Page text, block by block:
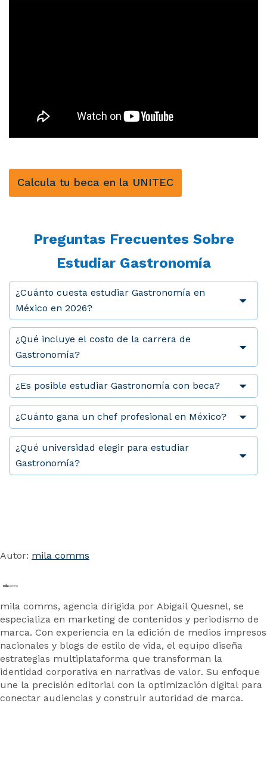
Calcula tu beca en la UNITEC
Preguntas Frecuentes Sobre
Estudiar Gastronomía
¿Cuánto cuesta estudiar Gastronomía en
México en 2026?
¿Qué incluye el costo de la carrera de
Gastronomía?
¿Es posible estudiar Gastronomía con beca?
¿Cuánto gana un chef profesional en México?
¿Qué universidad elegir para estudiar
Gastronomía?
Autor: mila comms
mila comms, agencia dirigida por Abigail Quesnel, se
especializa en marketing de contenidos y periodismo de
marca. Con experiencia en la edición de medios impresos
nacionales y blogs de estilo de vida, el equipo diseña
estrategias multiplataforma que transforman la
identidad corporativa en narrativas de valor. Su enfoque
une la precisión editorial con la optimización digital para
conectar audiencias y construir autoridad de marca.